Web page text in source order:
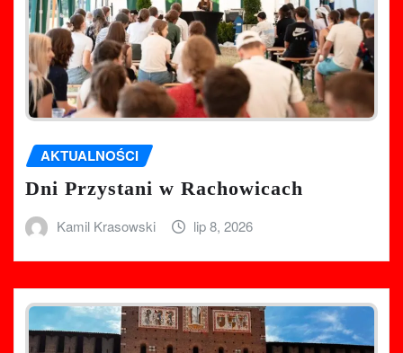
AKTUALNOŚCI
Dni Przystani w Rachowicach
Kamil Krasowski lip 8, 2026